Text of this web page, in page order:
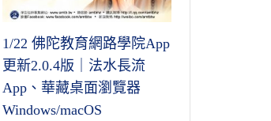
1/22 佛陀教育網路學院App
更新2.0.4版｜法水長流
App、華藏桌面瀏覽器
Windows/macOS